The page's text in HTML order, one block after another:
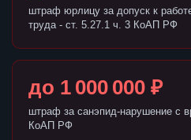
штраф юрлицу за допуск к
труда - ст. 5.27.1 ч. 3 КоАП РФ
до 1 000 000 ₽
штраф за санэпид-нарушение с
КоАП РФ